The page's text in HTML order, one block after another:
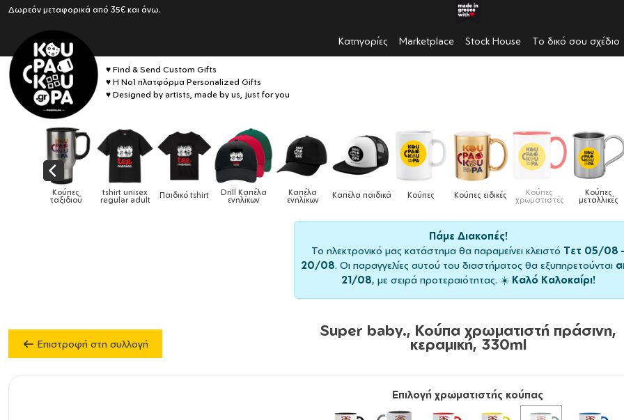
Δωρεάν μεταφορικά από 35€ και άνω.
Κατηγορίες Marketplace Stock House Το δικό σου σχέδιο
♥ Find & Send Custom Gifts
♥ Η No1 πλατφόρμα Personalized Gifts
♥ Designed by artists, made by us, just for you
tshirt unisex
regular adult Παιδικό tshirt Drill Καπέλα
ενηλίκων
Καπέλα
ενηλίκων Καπέλα παιδικά Κούπες Κούπες ειδικές Κούπες
χρωματιστές
Κούπες
μεταλλικές
Δοχεία
φαγητού
Πάμε Διακοπές!
Το ηλεκτρονικό μας κατάστημα θα παραμείνει κλειστό Τετ 05/08
20/08. Οι παραγγελίες αυτού του διαστήματος θα εξυπηρετούνται
21/08, με σειρά προτεραιότητας. ☀️ Καλό Καλοκαίρι!
Επιστροφή στη συλλογή
Super baby., Κούπα χρωματιστή πράσινη,
κεραμική, 330ml
Επιλογή χρωματιστής κούπας